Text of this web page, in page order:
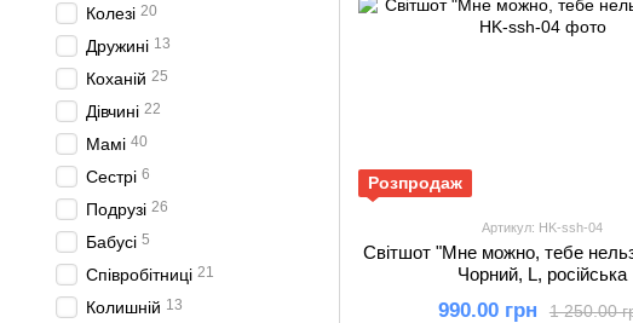
Розпродаж
Артикул: HK-ssh-04
Світшот "Мне можно, тебе
Чорний, L, російська
1 250.00
990.00 грн
Колезі 20
Дружині 13
Коханій 25
Дівчині 22
Мамі 40
Сестрі 6
Подрузі 26
Бабусі 5
Співробітниці 21
Колишній 13